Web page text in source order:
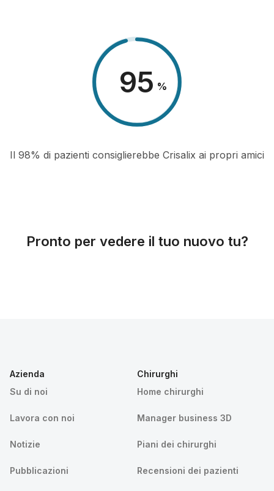
98 %
Il 98% di pazienti consiglierebbe Crisalix ai propri amici
Pronto per vedere il tuo nuovo tu?
Azienda
Su di noi
Lavora con noi
Notizie
Pubblicazioni
Chirurghi
Home chirurghi
Manager business 3D
Piani dei chirurghi
Recensioni dei pazienti